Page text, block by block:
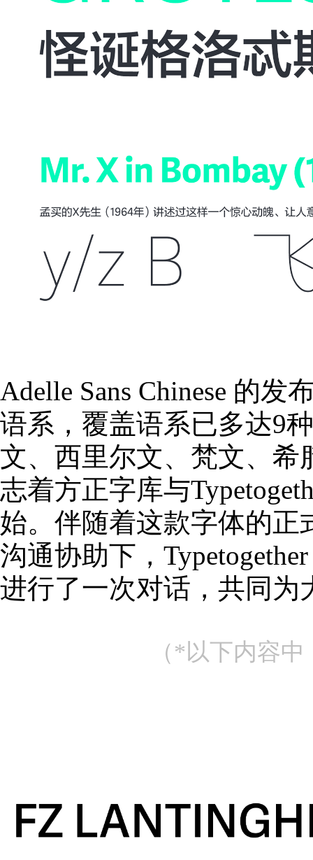
Adelle Sans Chinese 的发
语系，覆盖语系已多达9
文、西里尔文、梵文、希
志着方正字库与
始。伴随着这款字体的正
沟通协助下，
进行了一次对话，共同为
（*以下内容